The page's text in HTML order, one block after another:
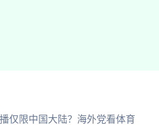
仅限中国大陆？海外党看体育